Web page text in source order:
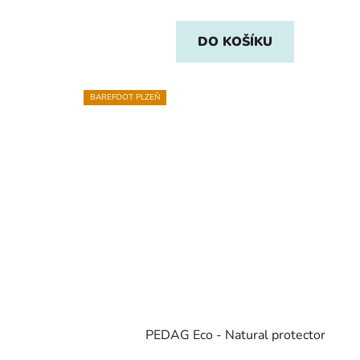
DO KOŠÍKU
BAREFOOT PLZEŇ
PEDAG Eco - Natural protector